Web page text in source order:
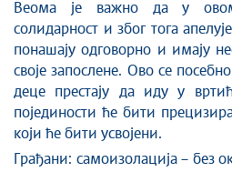
Веома је важно да у
солидарност и због тога
понашају одговорно и имају
своје запослене. Ово се
деце престају да иду у
појединости ће бити
који ће бити усвојени.
Грађани: самоизолација – без